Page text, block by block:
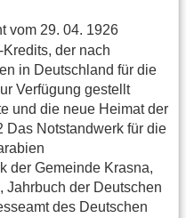
vom 29. 04. 1926
der nach
in Deutschland für die
Verfügung gestellt
und die neue Heimat der
Das Notstandwerk für die
der Gemeinde Krasna,
Jahrbuch der Deutschen
des Deutschen